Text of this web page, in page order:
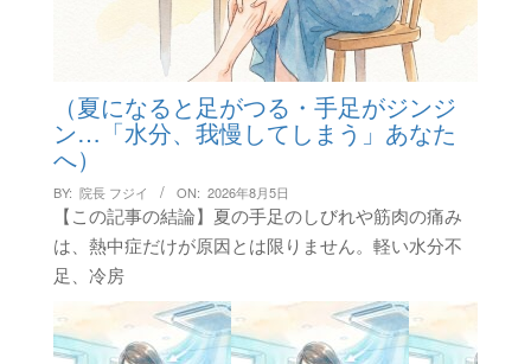
（夏になると足がつる・手足がジンジ
ン…「水分、我慢してしまう」あなた
へ）
BY: 院長 フジイ ON: 2026年8月5日
【この記事の結論】夏の手足のしびれや筋肉の痛み
は、熱中症だけが原因とは限りません。軽い水分不
足、冷房